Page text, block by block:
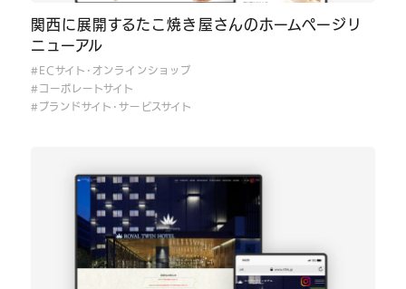
関西に展開するたこ焼き屋さんのホームページリ
ニューアル
#ECサイト･オンラインショップ
#コーポレートサイト
#ブランドサイト･サービスサイト